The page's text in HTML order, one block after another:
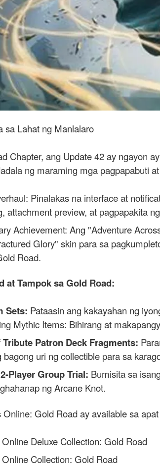
sa Lahat ng Manlalaro
Chapter, ang Update 42 ay ngayon
ng maraming mga pagpapabuti
Pinalakas na interface at
attachment preview, at pagpapakita
Achievement: Ang "Adventure
Glory" skin para sa
Road.
at Tampok sa Gold Road:
Sets: Pataasin ang kakayahan ng
Mythic Items: Bihirang at
Patron Deck Fragments:
bagong uri ng collectible para sa
Player Group Trial: Bumisita sa
ng Arcane Knot.
Gold Road ay available sa
Deluxe Collection: Gold Road
Collection: Gold Road